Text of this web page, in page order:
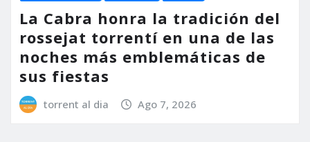
La Cabra honra la tradición del
rossejat torrentí en una de las
noches más emblemáticas de
sus fiestas
torrent al dia Ago 7, 2026